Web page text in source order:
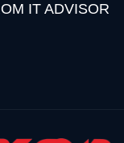
IT ADVISOR